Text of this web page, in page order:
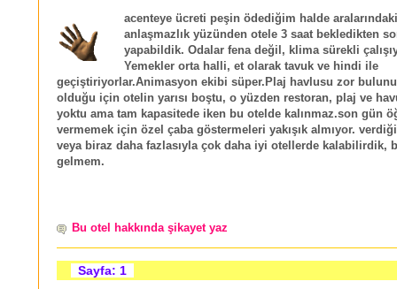
acenteye ücreti peşin ödediğim halde aralarındaki
anlaşmazlık yüzünden otele 3 saat bekledikten
yapabildik. Odalar fena değil, klima sürekli
Yemekler orta halli, et olarak tavuk ve hindi ile
geçiştiriyorlar.Animasyon ekibi süper.Plaj havlusu zor
olduğu için otelin yarısı boştu, o yüzden restoran, plaj ve
yoktu ama tam kapasitede iken bu otelde kalınmaz.son gün
vermemek için özel çaba göstermeleri yakışık almıyor.
veya biraz daha fazlasıyla çok daha iyi otellerde kalabilirdik,
gelmem.
Bu otel hakkında şikayet yaz
Sayfa: 1